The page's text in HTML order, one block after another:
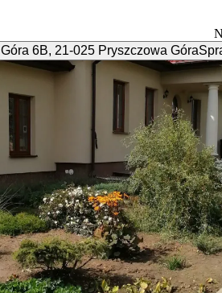
6B, 21-025 Pryszczowa Góra